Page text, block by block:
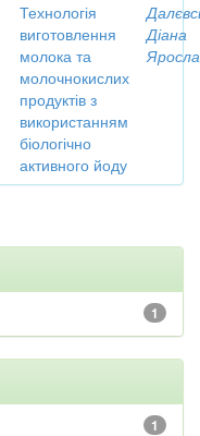
Технологія
виготовлення
молока та
молочнокислих
продуктів з
використанням
біологічно
активного йоду
Діана
1
1